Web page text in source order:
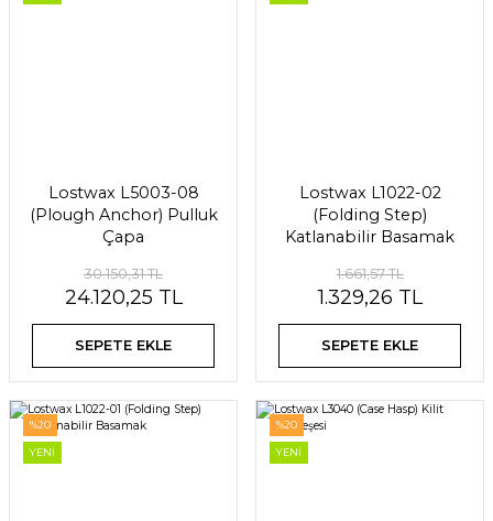
Lostwax L5003-08
(Plough Anchor) Pulluk
Çapa
30.150,31 TL
24.120,25 TL
SEPETE EKLE
Lostwax L1022-02
(Folding Step)
Katlanabilir Basamak
1.661,57 TL
1.329,26 TL
SEPETE EKLE
%20
YENİ
%20
YENİ